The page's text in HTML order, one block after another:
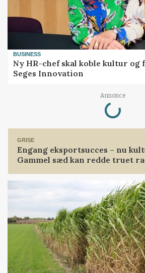
BUSINESS
Ny HR-chef skal koble kultur
Seges Innovation
Annonce
Loading...
GRISE
Engang eksportsucces – nu
Gammel sæd kan redde truet